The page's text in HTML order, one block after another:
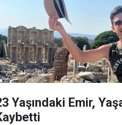
Emir, Yaşam Savaşını